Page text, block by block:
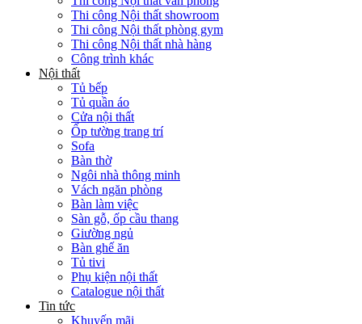
Thi công Nội thất showroom
Thi công Nội thất phòng gym
Thi công Nội thất nhà hàng
Công trình khác
Nội thất
Tủ bếp
Tủ quần áo
Cửa nội thất
Ốp tường trang trí
Sofa
Bàn thờ
Ngôi nhà thông minh
Vách ngăn phòng
Bàn làm việc
Sàn gỗ, ốp cầu thang
Giường ngủ
Bàn ghế ăn
Tủ tivi
Phụ kiện nội thất
Catalogue nội thất
Tin tức
Khuyến mãi